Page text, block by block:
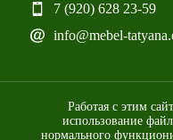
7 (920) 628 23-59
info@mebel-
Работая с этим
использование
нормального